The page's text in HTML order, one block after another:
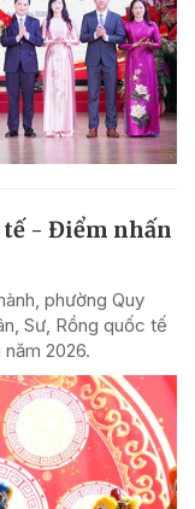
tế - Điểm nhấn
phường Quy
Sư, Rồng quốc tế
2026.